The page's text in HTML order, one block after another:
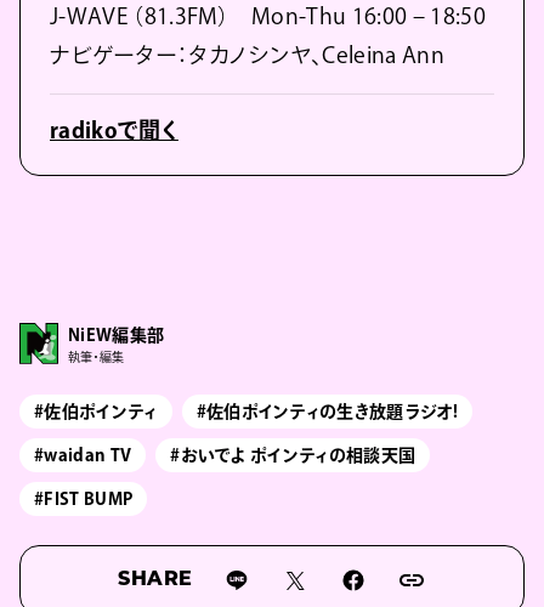
J-WAVE （81.3FM） Mon-Thu 16:00 – 18:50
ナビゲーター：タカノシンヤ、Celeina Ann
radikoで聞く
NiEW編集部
執筆・編集
#佐伯ポインティ #佐伯ポインティの生き放題ラジオ!
#waidan TV #おいでよ ポインティの相談天国
#FIST BUMP
SHARE